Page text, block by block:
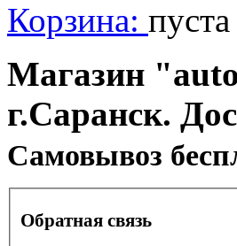
Корзина: пуста
Магазин
г.Саранск.
Cамовывоз
Обратная связь